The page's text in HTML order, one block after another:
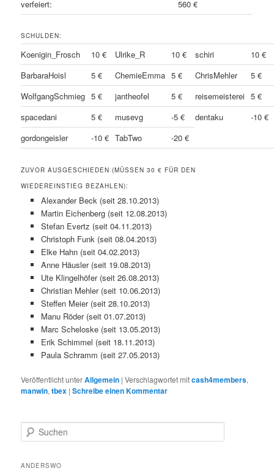
verfeiert:
560 €
SCHULDEN:
Koenigin_Frosch 10 € Ulrike_R 10 € schiri
10 €
BarbaraHoisl
5 € ChemieEmma 5 € ChrisMehler
5 €
WolfgangSchmieg 5 € jantheofel 5 € reisemeisterei 5 €
spacedani
5 € musevg -5 € dentaku
-10 €
gordongeisler
-10 € TabTwo -20 €
ZUVOR AUSGESCHIEDEN (MÜSSEN 30 € FÜR DEN
WIEDEREINSTIEG BEZAHLEN):
Alexander Beck (seit 28.10.2013)
Martin Eichenberg (seit 12.08.2013)
Stefan Evertz (seit 04.11.2013)
Christoph Funk (seit 08.04.2013)
Elke Hahn (seit 04.02.2013)
Anne Häusler (seit 19.08.2013)
Ute Klingelhöfer (seit 26.08.2013)
Christian Mehler (seit 10.06.2013)
Steffen Meier (seit 28.10.2013)
Manu Röder (seit 01.07.2013)
Marc Scheloske (seit 13.05.2013)
Erik Schimmel (seit 18.11.2013)
Paula Schramm (seit 27.05.2013)
Veröffentlicht unterAllgemein |Verschlagwortet mitcash4members,
manwin,tbex |Schreibe einen Kommentar
u
h
ANDERSWO